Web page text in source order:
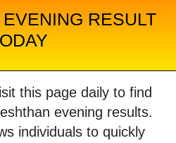
RESULT
this page daily to find
evening results.
individuals to quickly